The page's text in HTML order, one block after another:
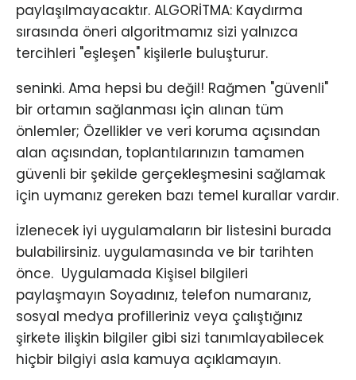
paylaşılmayacaktır. ALGORİTMA: Kaydırma
sırasında öneri algoritmamız sizi yalnızca
tercihleri ​​"eşleşen" kişilerle buluşturur.
seninki. Ama hepsi bu değil! Rağmen "güvenli"
bir ortamın sağlanması için alınan tüm
önlemler; Özellikler ve veri koruma açısından
alan açısından, toplantılarınızın tamamen
güvenli bir şekilde gerçekleşmesini sağlamak
için uymanız gereken bazı temel kurallar vardır.
İzlenecek iyi uygulamaların bir listesini burada
bulabilirsiniz. uygulamasında ve bir tarihten
önce. ​ Uygulamada Kişisel bilgileri
paylaşmayın Soyadınız, telefon numaranız,
sosyal medya profilleriniz veya çalıştığınız
şirkete ilişkin bilgiler gibi sizi tanımlayabilecek
hiçbir bilgiyi asla kamuya açıklamayın.